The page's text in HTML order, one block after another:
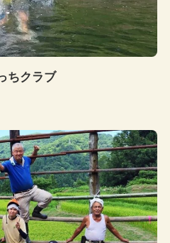
ちクラブ